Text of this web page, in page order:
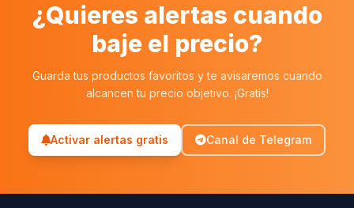
¿Quieres alertas cuando
baje el precio?
Guarda tus productos favoritos y te avisaremos cuando
alcancen tu precio objetivo. ¡Gratis!
Activar alertas gratis Canal de Telegram